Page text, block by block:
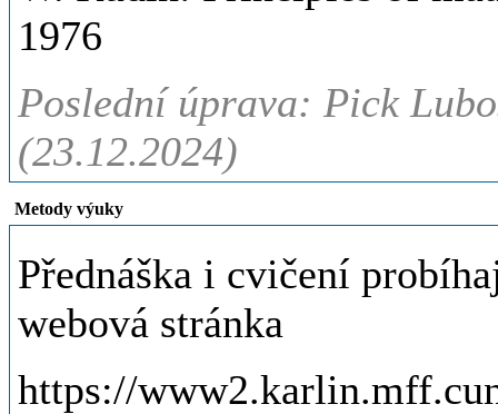
1976
Poslední úprava: Pick
(23.12.2024)
Metody výuky
Přednáška i cvičení
webová stránka
https://